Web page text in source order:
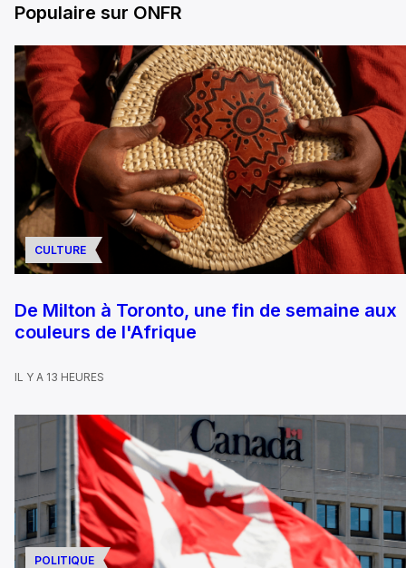
Populaire sur ONFR
CULTURE
De Milton à Toronto, une fin de semaine aux
couleurs de l'Afrique
IL Y A 13 HEURES
POLITIQUE